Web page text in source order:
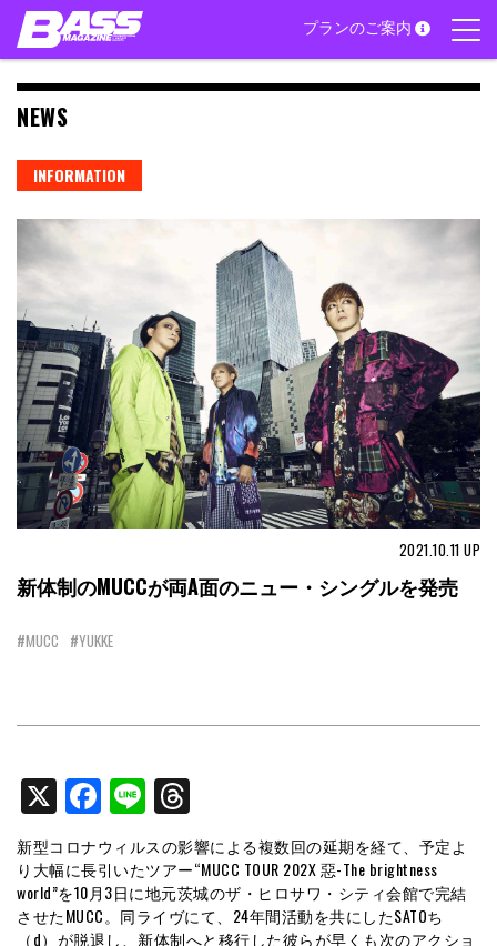
Skip
content
プランのご案内
NEWS
INFORMATION
2021.10.11 UP
新体制のMUCCが両A面のニュー・シングルを発売
#MUCC #YUKKE
X Facebook
Line
新型コロナウィルスの影響による複数回の延期を経て、予定よ
り大幅に長引いたツアー“MUCC TOUR 202X 惡-The brightness
world”を10月3日に地元茨城のザ・ヒロサワ・シティ会館で完結
させたMUCC。同ライヴにて、24年間活動を共にしたSATOち
（d）が脱退し、新体制へと移行した彼らが早くも次のアクショ